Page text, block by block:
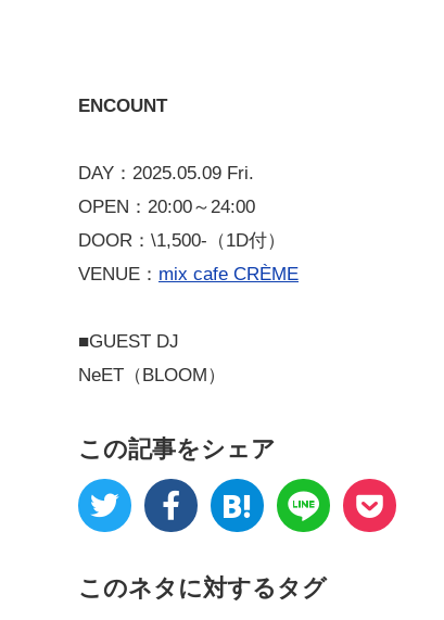
ENCOUNT
DAY：2025.05.09 Fri.
OPEN：20:00～24:00
DOOR：\1,500-（1D付）
VENUE： mix cafe CRÈME
■GUEST DJ
NeET（BLOOM）
この記事をシェア
このネタに対するタグ